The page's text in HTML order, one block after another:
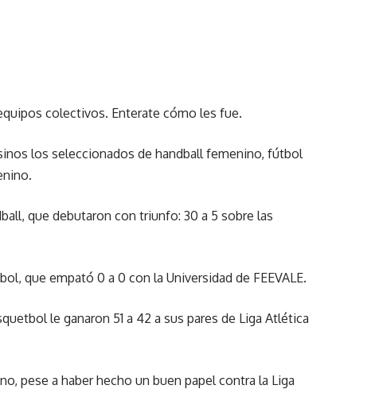
colectivos. Enterate cómo les fue.
los seleccionados de handball femenino, fútbol
que debutaron con triunfo: 30 a 5 sobre las
que empató 0 a 0 con la Universidad de FEEVALE.
le ganaron 51 a 42 a sus pares de Liga Atlética
pese a haber hecho un buen papel contra la Liga